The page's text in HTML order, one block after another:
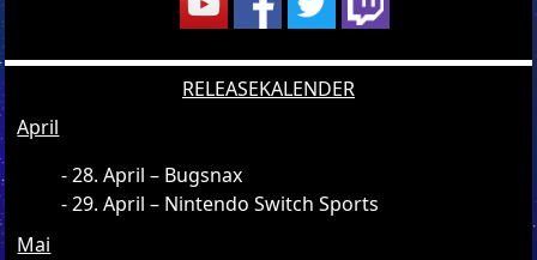
RELEASEKALENDER
April
28. April – Bugsnax
29. April – Nintendo Switch Sports
Mai